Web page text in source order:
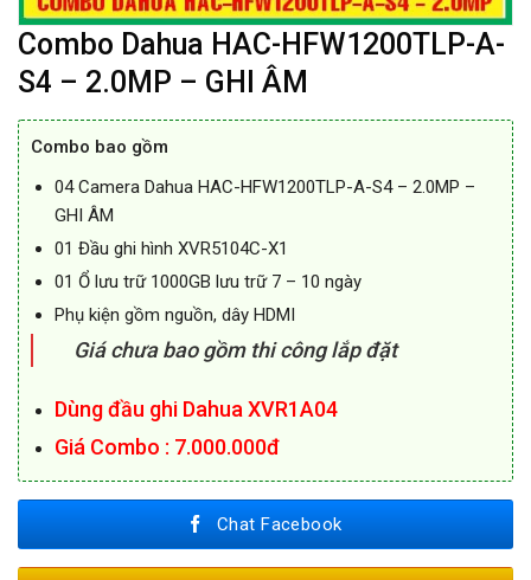
Combo Dahua HAC-HFW1200TLP-A-
S4 – 2.0MP – GHI ÂM
Combo bao gồm
04 Camera Dahua HAC-HFW1200TLP-A-S4 – 2.0MP –
GHI ÂM
01 Đầu ghi hình XVR5104C-X1
01 Ổ lưu trữ 1000GB lưu trữ 7 – 10 ngày
Phụ kiện gồm nguồn, dây HDMI
Giá chưa bao gồm thi công lắp đặt
Dùng đầu ghi Dahua XVR1A04
Giá Combo : 7.000.000đ
Chat Facebook